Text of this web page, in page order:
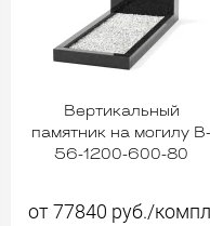
Вертикальный
памятник на могилу B-
56-1200-600-80
от 77840 руб./